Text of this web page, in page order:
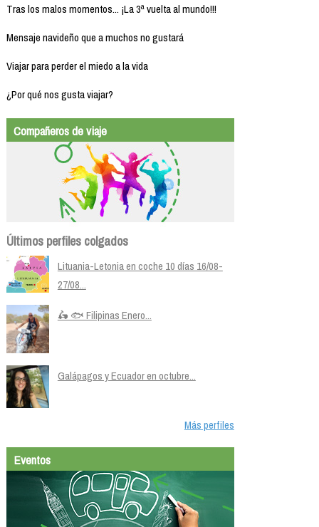
Tras los malos momentos... ¡La 3ª vuelta al mundo!!!
Mensaje navideño que a muchos no gustará
Viajar para perder el miedo a la vida
¿Por qué nos gusta viajar?
Compañeros de viaje
Últimos perfiles colgados
Lituania-Letonia en coche 10 días 16/08-
27/08...
🛵 🐟 Filipinas Enero...
Galápagos y Ecuador en octubre...
Más perfiles
Eventos